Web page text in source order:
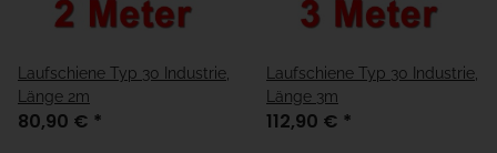
Laufschiene Typ 30 Industrie,
Länge 2m
80,90 € *
Laufschiene Typ 30 Industrie,
Länge 3m
112,90 € *